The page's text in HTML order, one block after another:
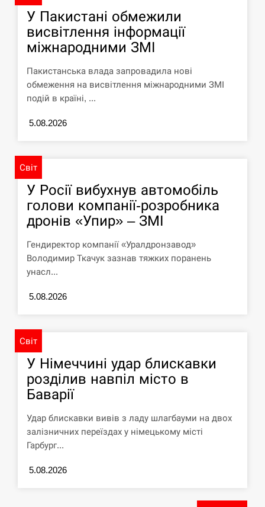
11:40
У зоопарку Токіо через спеку загинули
три левиці
СЕРПЕНЬ
11:23
Россияне ударили “Бардеролями” по
Харькову, есть пострадавшие
У Пакистані обмежили
висвітлення інформації
міжнародними ЗМІ
Пакистанська влада запровадила нові
обмеження на висвітлення міжнародними ЗМІ
подій в країні, ...
5.08.2026
Світ
У Росії вибухнув автомобіль
голови компанії-розробника
дронів «Упир» – ЗМІ
Гендиректор компанії «Уралдронзавод»
Володимир Ткачук зазнав тяжких поранень
унасл...
5.08.2026
Світ
У Німеччині удар блискавки
розділив навпіл місто в
Баварії
Удар блискавки вивів з ладу шлагбауми на двох
залізничних переїздах у німецькому місті
Гарбург...
5.08.2026